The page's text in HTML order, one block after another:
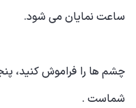
ساعت نمایان می شود.
چشم ها را فراموش کنید،
شماست .